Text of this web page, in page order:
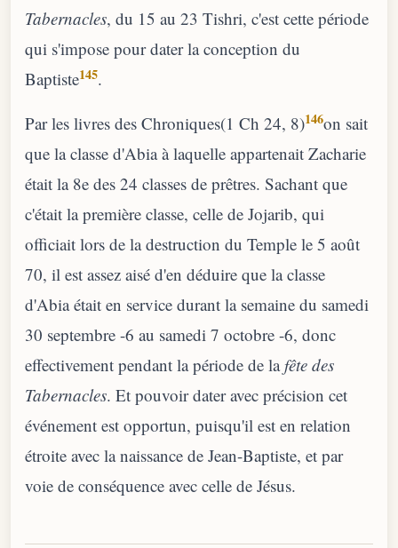
Tabernacles, du 15 au 23 Tishri, c'est cette période
qui s'impose pour dater la conception du
Baptiste145.
Par les livres des Chroniques(1 Ch 24, 8)146on sait
que la classe d'Abia à laquelle appartenait Zacharie
était la 8e des 24 classes de prêtres. Sachant que
c'était la première classe, celle de Jojarib, qui
officiait lors de la destruction du Temple le 5 août
70, il est assez aisé d'en déduire que la classe
d'Abia était en service durant la semaine du samedi
30 septembre -6 au samedi 7 octobre -6, donc
effectivement pendant la période de lafête des
Tabernacles. Et pouvoir dater avec précision cet
événement est opportun, puisqu'il est en relation
étroite avec la naissance de Jean-Baptiste, et par
voie de conséquence avec celle de Jésus.